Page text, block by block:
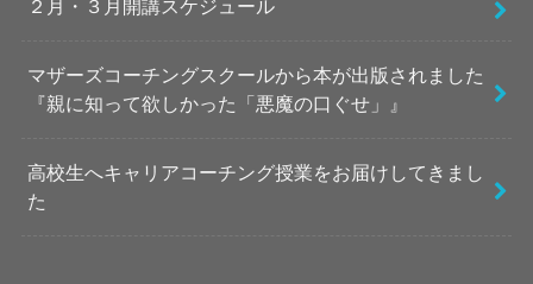
２月・３月開講スケジュール
マザーズコーチングスクールから本が出版されました
『親に知って欲しかった「悪魔の口ぐせ」』
高校生へキャリアコーチング授業をお届けしてきまし
た